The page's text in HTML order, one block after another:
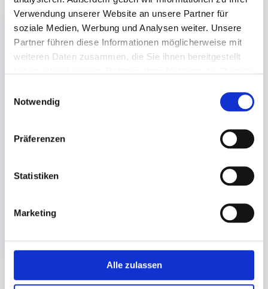
Verwendung unserer Website an unsere Partner für
soziale Medien, Werbung und Analysen weiter. Unsere
Partner führen diese Informationen möglicherweise mit
weiteren Daten zusammen, die Sie ihnen bereitgestellt
Notwendig
Präferenzen
Statistiken
Marketing
Alle zulassen
1.000 St.